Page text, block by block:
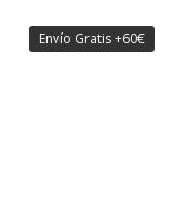
Envío Gratis +60€